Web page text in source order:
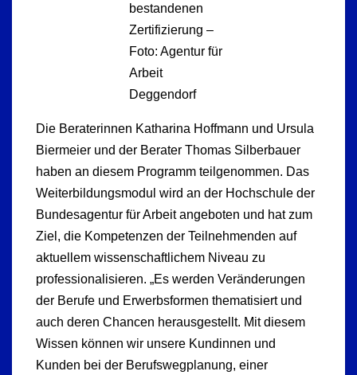
bestandenen
Zertifizierung –
Foto: Agentur für
Arbeit
Deggendorf
Die Beraterinnen Katharina Hoffmann und Ursula
Biermeier und der Berater Thomas Silberbauer
haben an diesem Programm teilgenommen. Das
Weiterbildungsmodul wird an der Hochschule der
Bundesagentur für Arbeit angeboten und hat zum
Ziel, die Kompetenzen der Teilnehmenden auf
aktuellem wissenschaftlichem Niveau zu
professionalisieren. „Es werden Veränderungen
der Berufe und Erwerbsformen thematisiert und
auch deren Chancen herausgestellt. Mit diesem
Wissen können wir unsere Kundinnen und
Kunden bei der Berufswegplanung, einer